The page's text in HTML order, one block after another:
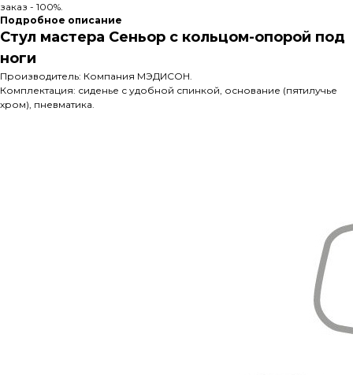
заказ - 100%.
Подробное описание
Стул мастера Сеньор с кольцом-опорой под
ноги
Производитель: Компания МЭДИСОН.
Комплектация: сиденье с удобной спинкой, основание (пятилучье
хром), пневматика.